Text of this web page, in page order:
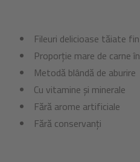
Fileuri delicioase tăiate fin
Proporție mare de carne
Metodă blândă de aburire
Cu vitamine și minerale
Fără arome artificiale
Fără conservanți